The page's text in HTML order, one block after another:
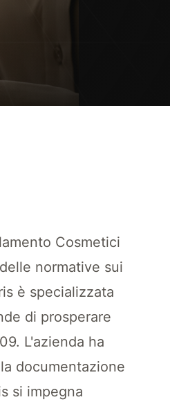
come essere conformi e
Cosmetici
normative sui
è specializzata
di prosperare
L'azienda ha
documentazione
si impegna